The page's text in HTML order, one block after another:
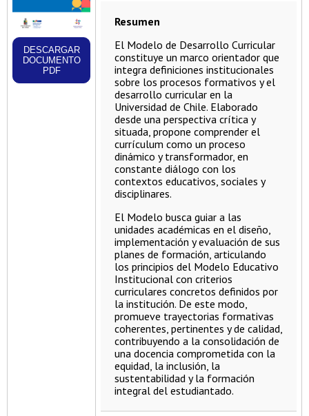
DESCARGAR
DOCUMENTO
PDF
Resumen
El Modelo de Desarrollo Curricular
constituye un marco orientador que
integra definiciones institucionales
sobre los procesos formativos y el
desarrollo curricular en la
Universidad de Chile. Elaborado
desde una perspectiva crítica y
situada, propone comprender el
currículum como un proceso
dinámico y transformador, en
constante diálogo con los
contextos educativos, sociales y
disciplinares.
El Modelo busca guiar a las
unidades académicas en el diseño,
implementación y evaluación de sus
planes de formación, articulando
los principios del Modelo Educativo
Institucional con criterios
curriculares concretos definidos por
la institución. De este modo,
promueve trayectorias formativas
coherentes, pertinentes y de calidad,
contribuyendo a la consolidación de
una docencia comprometida con la
equidad, la inclusión, la
sustentabilidad y la formación
integral del estudiantado.